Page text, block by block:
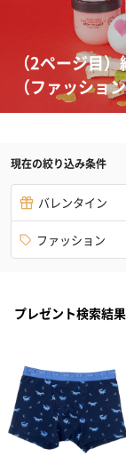
（2ページ目
（ファッショ
現在の絞り込み条件
バレンタイン
ファッション
プレゼント検索結果